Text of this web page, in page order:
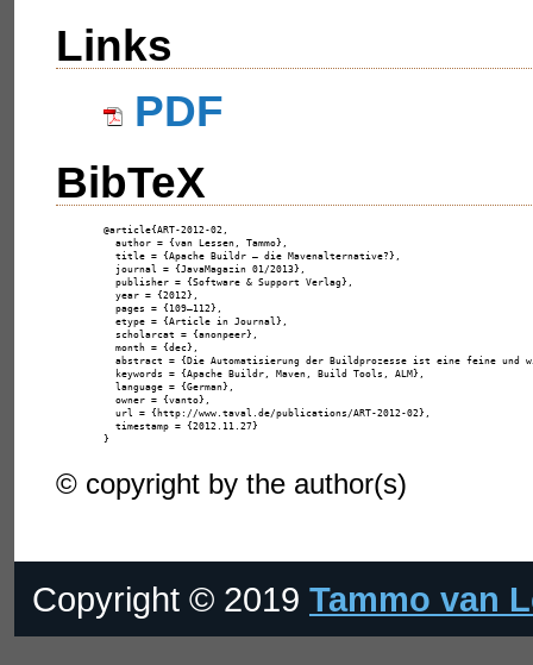
Links
PDF
BibTeX
@article{ART-2012-02,
  author = {van Lessen, Tammo},
  title = {Apache Buildr – die Mavenalternative?},
  journal = {JavaMagazin 01/2013},
  publisher = {Software & Support Verlag},
  year = {2012},
  pages = {109–112},
  etype = {Article in Journal},
  scholarcat = {anonpeer},
  month = {dec},
abstract = {Die Automatisierung der Buildprozesse ist eine feine und
  keywords = {Apache Buildr, Maven, Build Tools, ALM},
  language = {German},
  owner = {vanto},
  url = {http://www.taval.de/publications/ART-2012-02},
  timestamp = {2012.11.27}
© copyright by the author(s)
Copyright © 2019 Tammo van